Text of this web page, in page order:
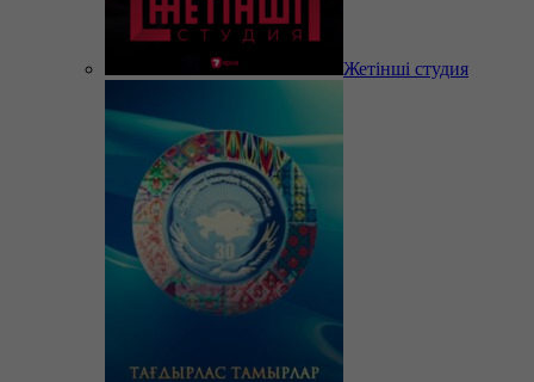
Жетінші студия